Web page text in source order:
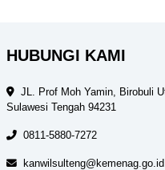
HUBUNGI KAMI
JL. Prof Moh Yamin, Birobuli
Sulawesi Tengah 94231
0811-5880-7272
kanwilsulteng@kemenag.go.id